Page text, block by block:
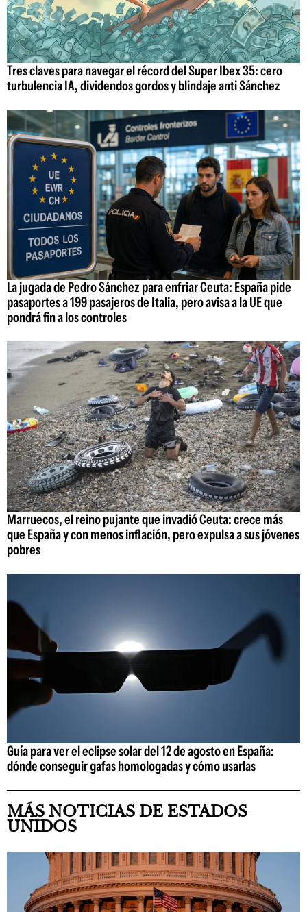
Tres claves para navegar el récord del Super Ibex 35: cero
turbulencia IA, dividendos gordos y blindaje anti Sánchez
La jugada de Pedro Sánchez para enfriar Ceuta: España pide
pasaportes a 199 pasajeros de Italia, pero avisa a la UE que
pondrá fin a los controles
Marruecos, el reino pujante que invadió Ceuta: crece más
que España y con menos inflación, pero expulsa a sus jóvenes
pobres
Guía para ver el eclipse solar del 12 de agosto en España:
dónde conseguir gafas homologadas y cómo usarlas
MÁS NOTICIAS DE ESTADOS
UNIDOS